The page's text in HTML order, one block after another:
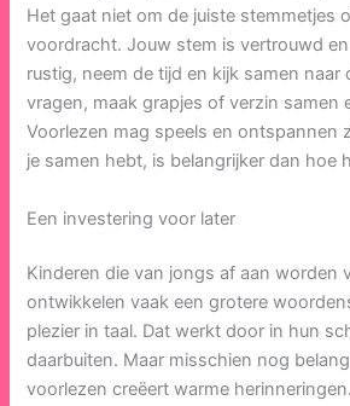
Het gaat niet om de juiste stemmetjes
voordracht. Jouw stem is vertrouwd
rustig, neem de tijd en kijk samen naar
vragen, maak grapjes of verzin samen
Voorlezen mag speels en ontspannen
je samen hebt, is belangrijker dan hoe
Een investering voor later
Kinderen die van jongs af aan worden
ontwikkelen vaak een grotere
plezier in taal. Dat werkt door in hun
daarbuiten. Maar misschien nog
voorlezen creëert warme